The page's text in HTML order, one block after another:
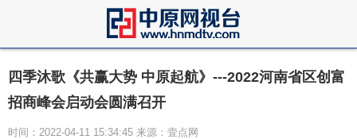
四季沐歌《共赢大势 中原起航》---2022河南省区创富
招商峰会启动会圆满召开
时间：2022-04-11 15:34:45 来源：壹点网